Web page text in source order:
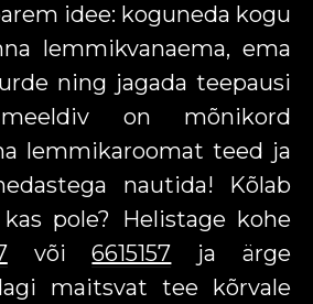
idee: koguneda kogu
lemmikvanaema, ema
ning jagada teepausi
on mõnikord
lemmikaroomat teed ja
nautida! Kõlab
pole? Helistage kohe
või6615157 ja ärge
maitsvat tee kõrvale